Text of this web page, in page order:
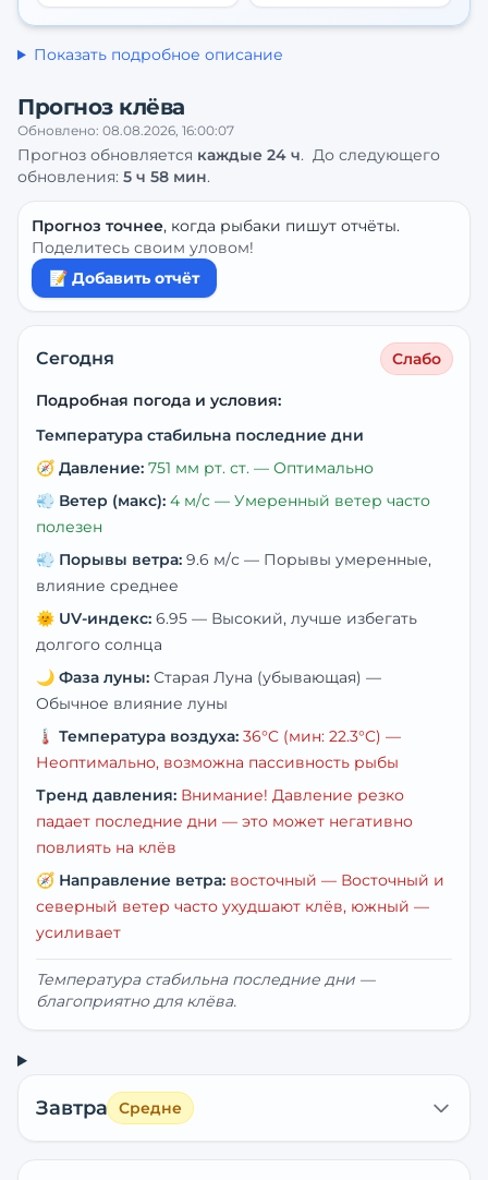
Показать подробное описание
Прогноз клёва
Обновлено: 08.08.2026, 16:00:07
Прогноз обновляется каждые 24 ч. До следующего
обновления: 5 ч 58 мин.
Прогноз точнее, когда рыбаки пишут отчёты.
Поделитесь своим уловом!
📝 Добавить отчёт
Сегодня Слабо
Подробная погода и условия:
Температура стабильна последние дни
🧭 Давление: 751 мм рт. ст. — Оптимально
💨 Ветер (макс): 4 м/с — Умеренный ветер часто
полезен
💨 Порывы ветра: 9.6 м/с — Порывы умеренные,
влияние среднее
🌞 UV-индекс: 6.95 — Высокий, лучше избегать
долгого солнца
🌙 Фаза луны: Старая Луна (убывающая) —
Обычное влияние луны
🌡️ Температура воздуха: 36°C (мин: 22.3°C) —
Неоптимально, возможна пассивность рыбы
Тренд давления: Внимание! Давление резко
падает последние дни — это может негативно
повлиять на клёв
🧭 Направление ветра: восточный — Восточный и
северный ветер часто ухудшают клёв, южный —
усиливает
Температура стабильна последние дни —
благоприятно для клёва.
Завтра Средне